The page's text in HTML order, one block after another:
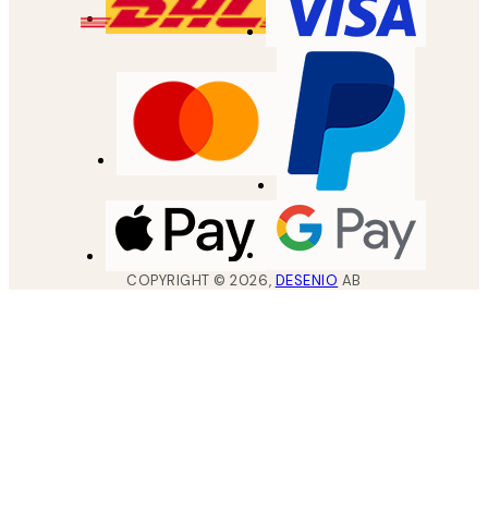
COPYRIGHT ©2026, DESENIO AB